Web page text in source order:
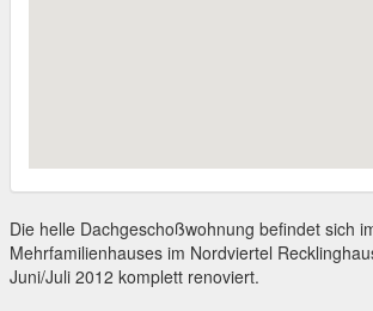
Die helle Dachgeschoßwohnung befindet sich
Mehrfamilienhauses im Nordviertel
Juni/Juli 2012 komplett renoviert.